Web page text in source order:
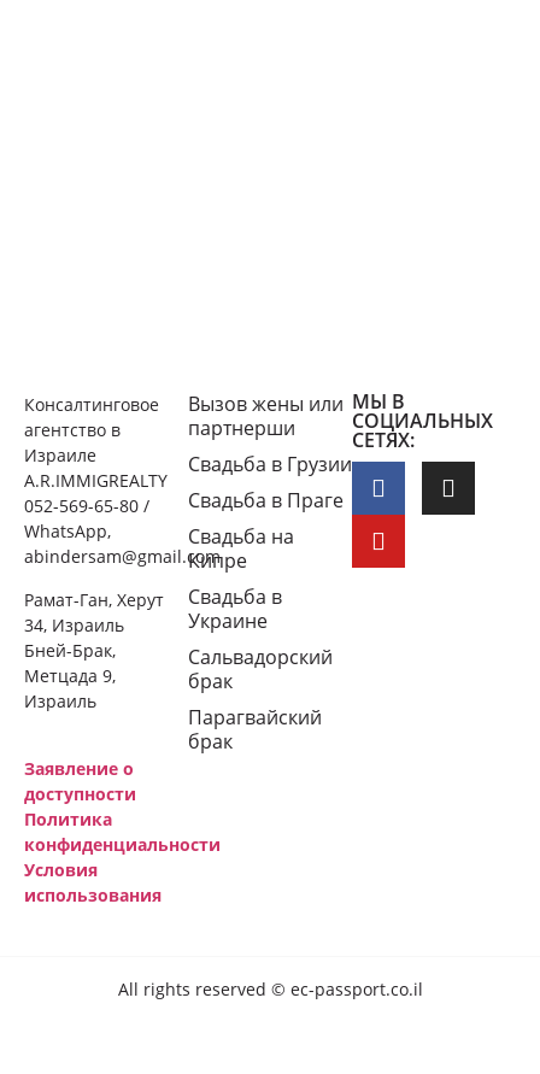
Консалтинговое
агентство в
Израиле
A.R.IMMIGREALTY
052-569-65-80 /
WhatsApp,
abindersam@gmail.com
Рамат-Ган, Херут
34, Израиль
Бней-Брак,
Метцада 9,
Израиль
Заявление о
доступности
Политика
конфиденциальности
Условия
использования
Вызов жены или
партнерши
Свадьба в Грузии
Свадьба в Праге
Свадьба на
Кипре
Свадьба в
Украине
Сальвадорский
брак
Парагвайский
брак
МЫ В
СОЦИАЛЬНЫХ
СЕТЯХ:
All rights reserved © ec-passport.co.il